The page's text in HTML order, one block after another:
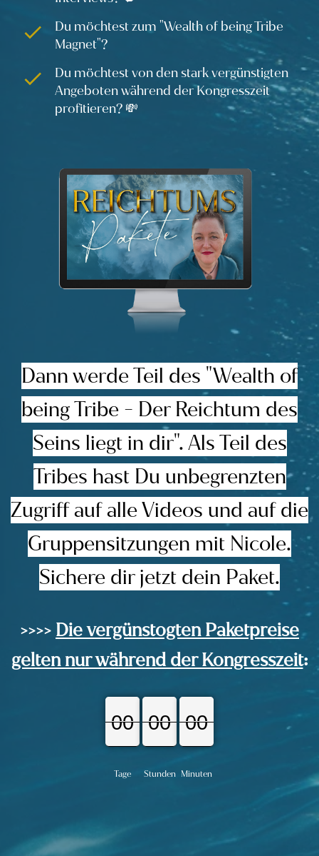
Du möchtest zum "Wealth of being Tribe
Magnet"?
Du möchtest von den stark vergünstigten
Angeboten während der Kongresszeit
profitieren? 💸
Dann werde Teil des "Wealth of
being Tribe - Der Reichtum des
Seins liegt in dir". Als Teil des
Tribes hast Du unbegrenzten
Zugriff auf alle Videos und auf die
Gruppensitzungen mit Nicole.
Sichere dir jetzt dein Paket.
>>>> Die vergünstogten Paketpreise
gelten nur während der Kongresszeit:
00
00
00
Tage
00
00
00
Stunden
00
00
00
Minuten